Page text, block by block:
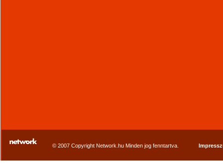
© 2007 Copyright Network.hu Minden jog fenntartva.